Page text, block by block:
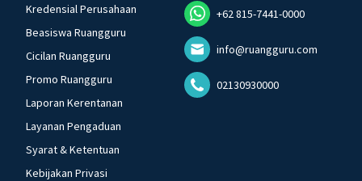
Kredensial Perusahaan
Beasiswa Ruangguru
Cicilan Ruangguru
Promo Ruangguru
Laporan Kerentanan
Layanan Pengaduan
Syarat & Ketentuan
Kebijakan Privasi
+62 815-7441-0000
info@ruangguru.com
02130930000